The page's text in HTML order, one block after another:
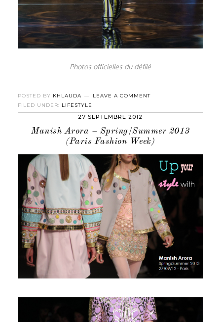
Photos officielles du défilé
POSTED BY KHLAUDA
LEAVE A COMMENT
FILED UNDER: LIFESTYLE
27 SEPTEMBRE 2012
Manish Arora – Spring/Summer 2013
(Paris Fashion Week)